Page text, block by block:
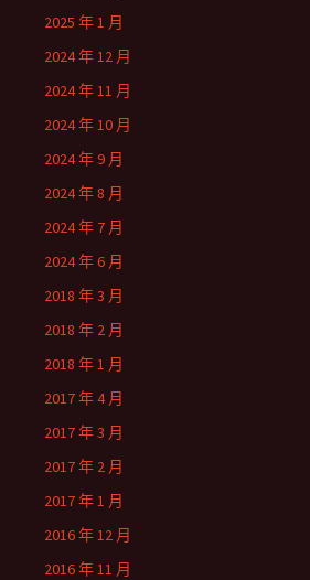
2025 年 1 月
2024 年 12 月
2024 年 11 月
2024 年 10 月
2024 年 9 月
2024 年 8 月
2024 年 7 月
2024 年 6 月
2018 年 3 月
2018 年 2 月
2018 年 1 月
2017 年 4 月
2017 年 3 月
2017 年 2 月
2017 年 1 月
2016 年 12 月
2016 年 11 月